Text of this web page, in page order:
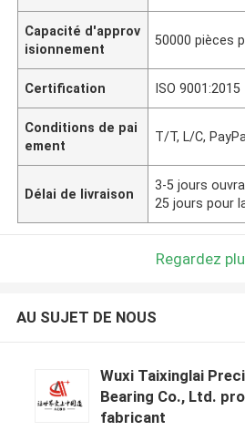
Capacité d'approv
isionnement
50000 pièces
Certification ISO 9001:2015
Conditions de pai
ement
T/T, L/C,
Délai de livraison
3-5 jours
25 jours pour
Regardez
AU SUJET DE NOUS
Wuxi Taixinglai
Bearing Co., Ltd.
fabricant